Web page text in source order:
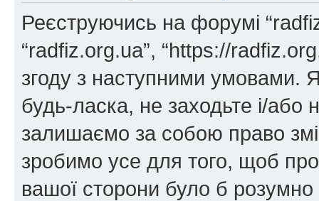
Реєструючись на форумі
“radfiz.org.ua”, “https://
згоду з наступними умовами.
будь-ласка, не заходьте і/або
залишаємо за собою право
зробимо усе для того, щоб
вашої сторони було б розумно